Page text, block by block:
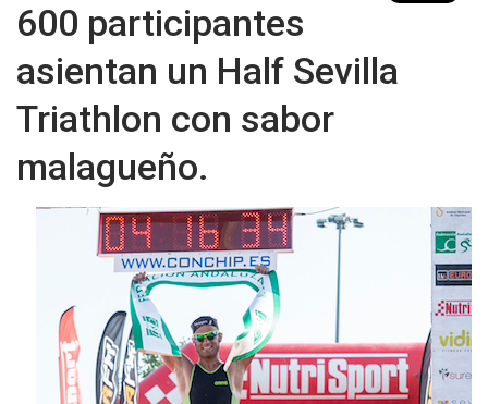
600 participantes
asientan un Half Sevilla
Triathlon con sabor
malagueño.